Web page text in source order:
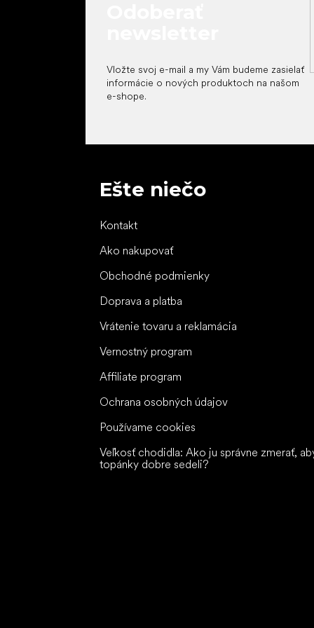
Vložte svoj e-mail a my Vám budeme zasielať
informácie o nových produktoch na našom
e-shope.
Ešte niečo
Kontakt
Ako nakupovať
Obchodné podmienky
Doprava a platba
Vrátenie tovaru a reklamácia
Vernostný program
Affiliate program
Ochrana osobných údajov
Používame cookies
Veľkosť chodidla: Ako ju správne zmerať,
topánky dobre sedeli?